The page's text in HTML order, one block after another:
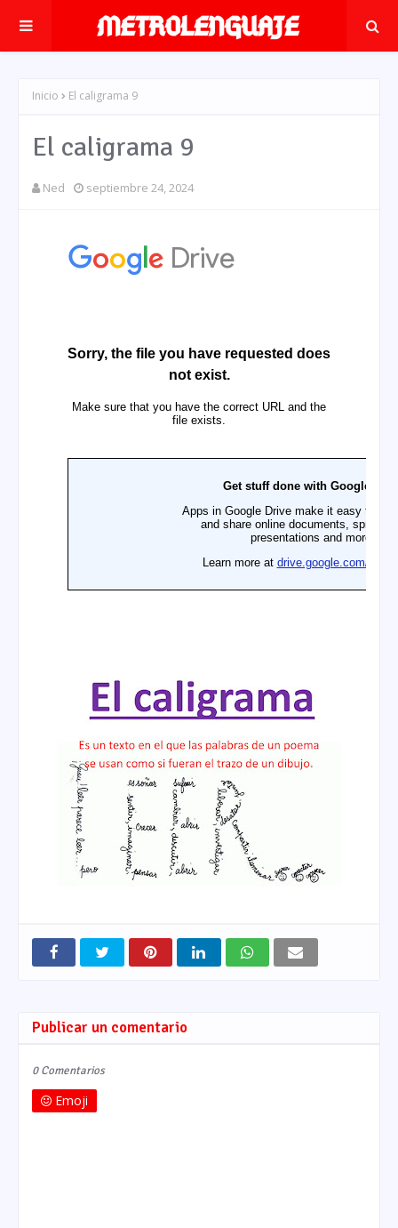
Inicio El caligrama 9
El caligrama 9
Ned septiembre 24, 2024
Publicar un comentario
0 Comentarios
Emoji